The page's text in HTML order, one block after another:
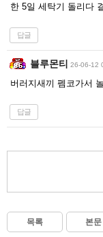
한 5일 세탁기 돌리다
답글
블루몬티 26-06-12
버러지새끼 펨코가서
답글
목록 본문